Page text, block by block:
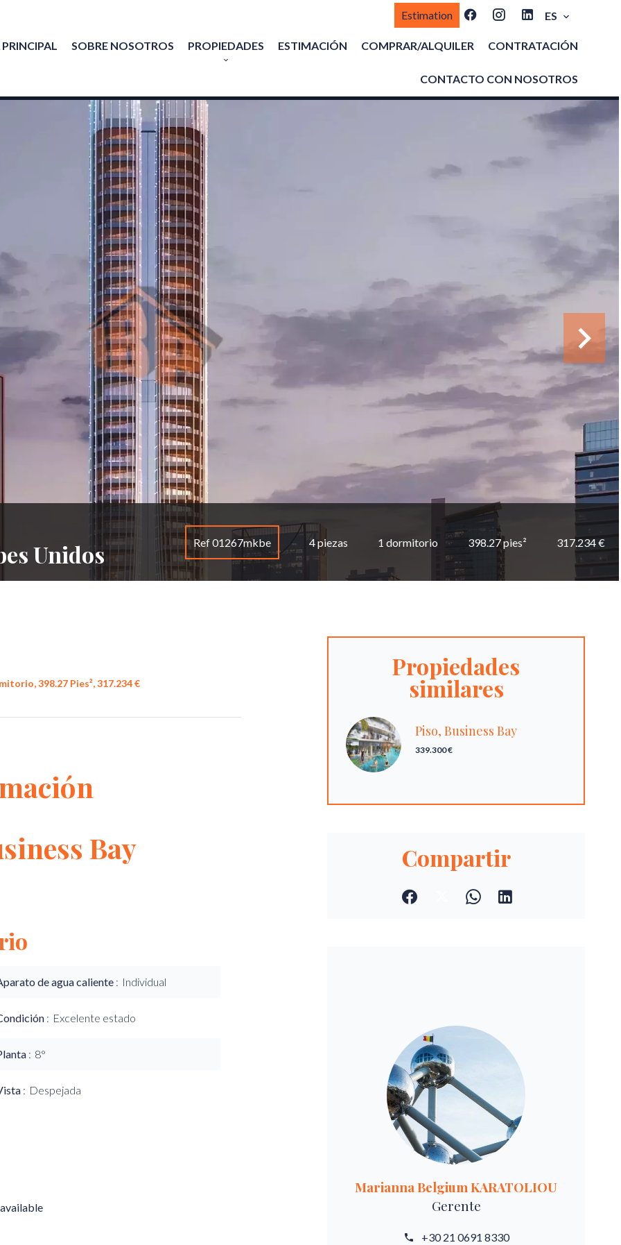
Estimation ES
SOBRE NOSOTROS PROPIEDADES ESTIMACIÓN COMPRAR/ALQUILER CONTRATACIÓN
CONTACTO CON NOSOTROS
Unidos
Ref 01267mkbe 4 piezas 1 dormitorio 398.27 pies² 317.234 €
398.27 Pies², 317.234 €
Bay
de agua caliente Individual
Excelente estado
8°
Despejada
Propiedades
similares
Piso, Business Bay
339.300 €
Compartir
Marianna Belgium KARATOLIOU
Gerente
+30 21 0691 8330